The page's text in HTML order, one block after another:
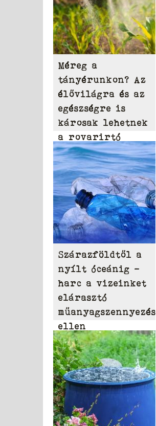
Méreg a
tányérunkon? Az
élővilágra és az
egészségre is
károsak lehetnek
a rovarirtó
szerek
Szárazföldtől a
nyílt óceánig –
harc a vizeinket
elárasztó
műanyagszennyezés
ellen